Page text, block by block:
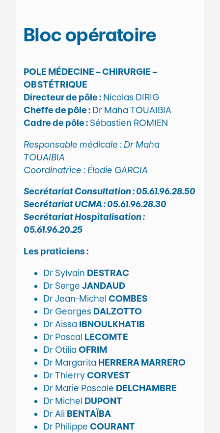
Bloc opératoire
POLE MÉDECINE – CHIRURGIE –
OBSTÉTRIQUE
Directeur de pôle : Nicolas DIRIG
Cheffe de pôle : Dr Maha TOUAIBIA
Cadre de pôle :Sébastien ROMIEN
Responsable médicale : Dr Maha
TOUAIBIA
Coordinatrice : Élodie GARCIA
Secrétariat Consultation : 05.61.96.28.50
Secrétariat UCMA : 05.61.96.28.30
Secrétariat Hospitalisation :
05.61.96.20.25
Les praticiens :
Dr Sylvain DESTRAC
Dr Serge JANDAUD
Dr Jean-Michel COMBES
Dr Georges DALZOTTO
Dr Aissa IBNOULKHATIB
Dr Pascal LECOMTE
Dr Otilia OFRIM
Dr Margarita HERRERA MARRERO
Dr ThierryCORVEST
Dr Marie Pascale DELCHAMBRE
Dr Michel DUPONT
Dr Ali BENTAÏBA
Dr Philippe COURANT